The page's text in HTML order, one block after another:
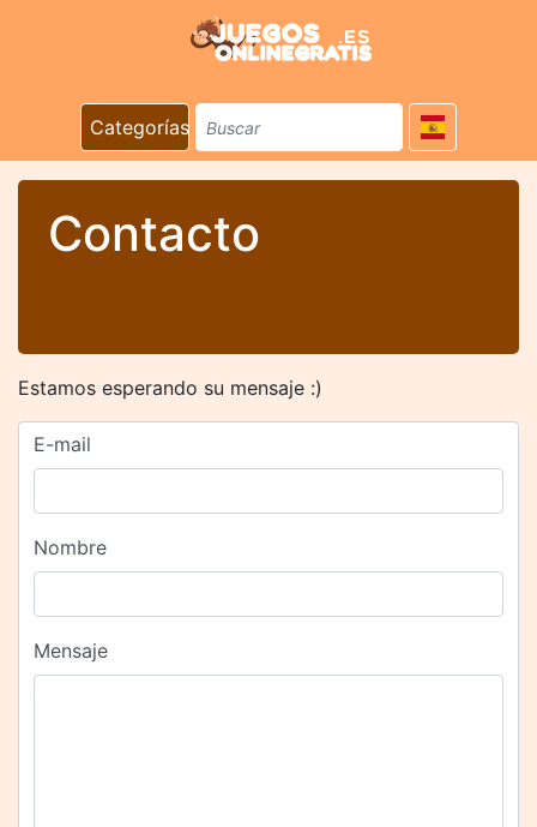
Categorías
Contacto
Estamos esperando su mensaje :)
E-mail
Nombre
Mensaje